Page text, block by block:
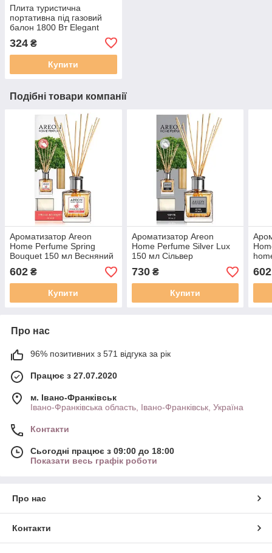
Плита туристична
портативна під газовий
балон 1800 Вт Elegant
324 ₴
Купити
Подібні товари компанії
Ароматизатор Areon
Home Perfume Spring
Bouquet 150 мл Весняний
букет
602 ₴
Купити
Ароматизатор Areon
Home Perfume Silver Lux
150 мл Сільвер
730₴
Купити
602
Про нас
96% позитивних з 571 відгука за рік
Працює з 27.07.2020
м. Івано-Франківськ
Івано-Франківська область, Івано-Франківськ, Україна
Контакти
Сьогодні працює з 09:00 до 18:00
Показати весь графік роботи
Про нас
Контакти